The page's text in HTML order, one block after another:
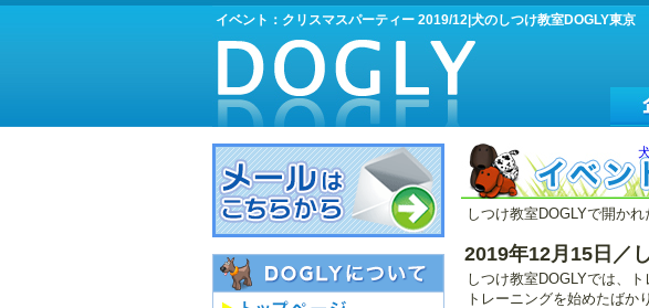
イベント：クリスマスパーティー 2019/12|犬のしつけ教室DOGLY東京
しつけ教室DOGLYで開か
2019年12月15日／
しつけ教室DOGLYでは、
トレーニングを始めたばか